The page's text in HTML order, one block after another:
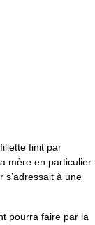
finit par
mère en particulier
s’adressait à une
pourra faire par la